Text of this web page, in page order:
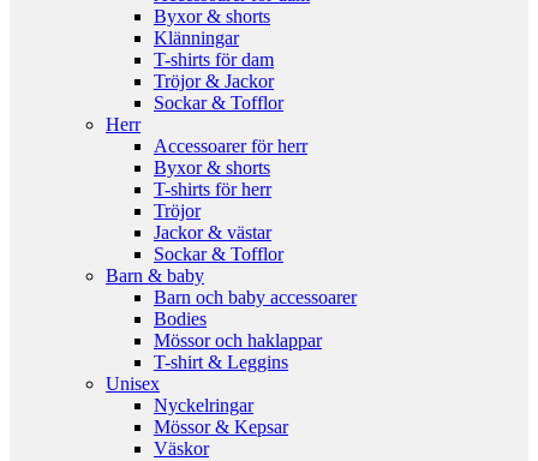
Byxor & shorts
Klänningar
T-shirts för dam
Tröjor & Jackor
Sockar & Tofflor
Herr
Accessoarer för herr
Byxor & shorts
T-shirts för herr
Tröjor
Jackor & västar
Sockar & Tofflor
Barn & baby
Barn och baby accessoarer
Bodies
Mössor och haklappar
T-shirt & Leggins
Unisex
Nyckelringar
Mössor & Kepsar
Väskor